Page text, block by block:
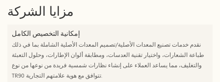
مزايا الشركة
إمكانية التخصيص الكامل
نقدم خدمات تصنيع المعدات الأصلية/تصميم المعدات الأصلية الشاملة بما في ذلك
طباعة الشعارات، واختيار تقنية العدسات، ومطابقة ألوان الإطارات، وحلول التعبئة
والتغليف، مما يساعد العملاء على إنشاء نظارات شمسية فريدة من نوعها من نوع
TR90 تتوافق مع هوية علامتهم التجارية.